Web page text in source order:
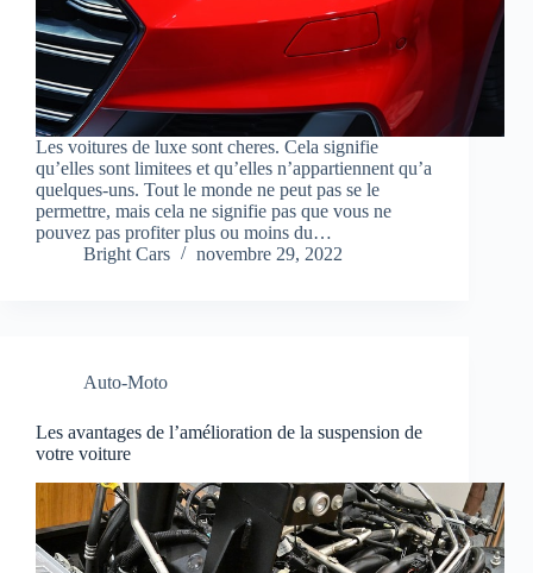
Les voitures de luxe sont cheres. Cela signifie
qu’elles sont limitees et qu’elles n’appartiennent qu’a
quelques-uns. Tout le monde ne peut pas se le
permettre, mais cela ne signifie pas que vous ne
pouvez pas profiter plus ou moins du…
Bright Cars
novembre 29, 2022
Auto-Moto
Les avantages de l’amélioration de la suspension de
votre voiture